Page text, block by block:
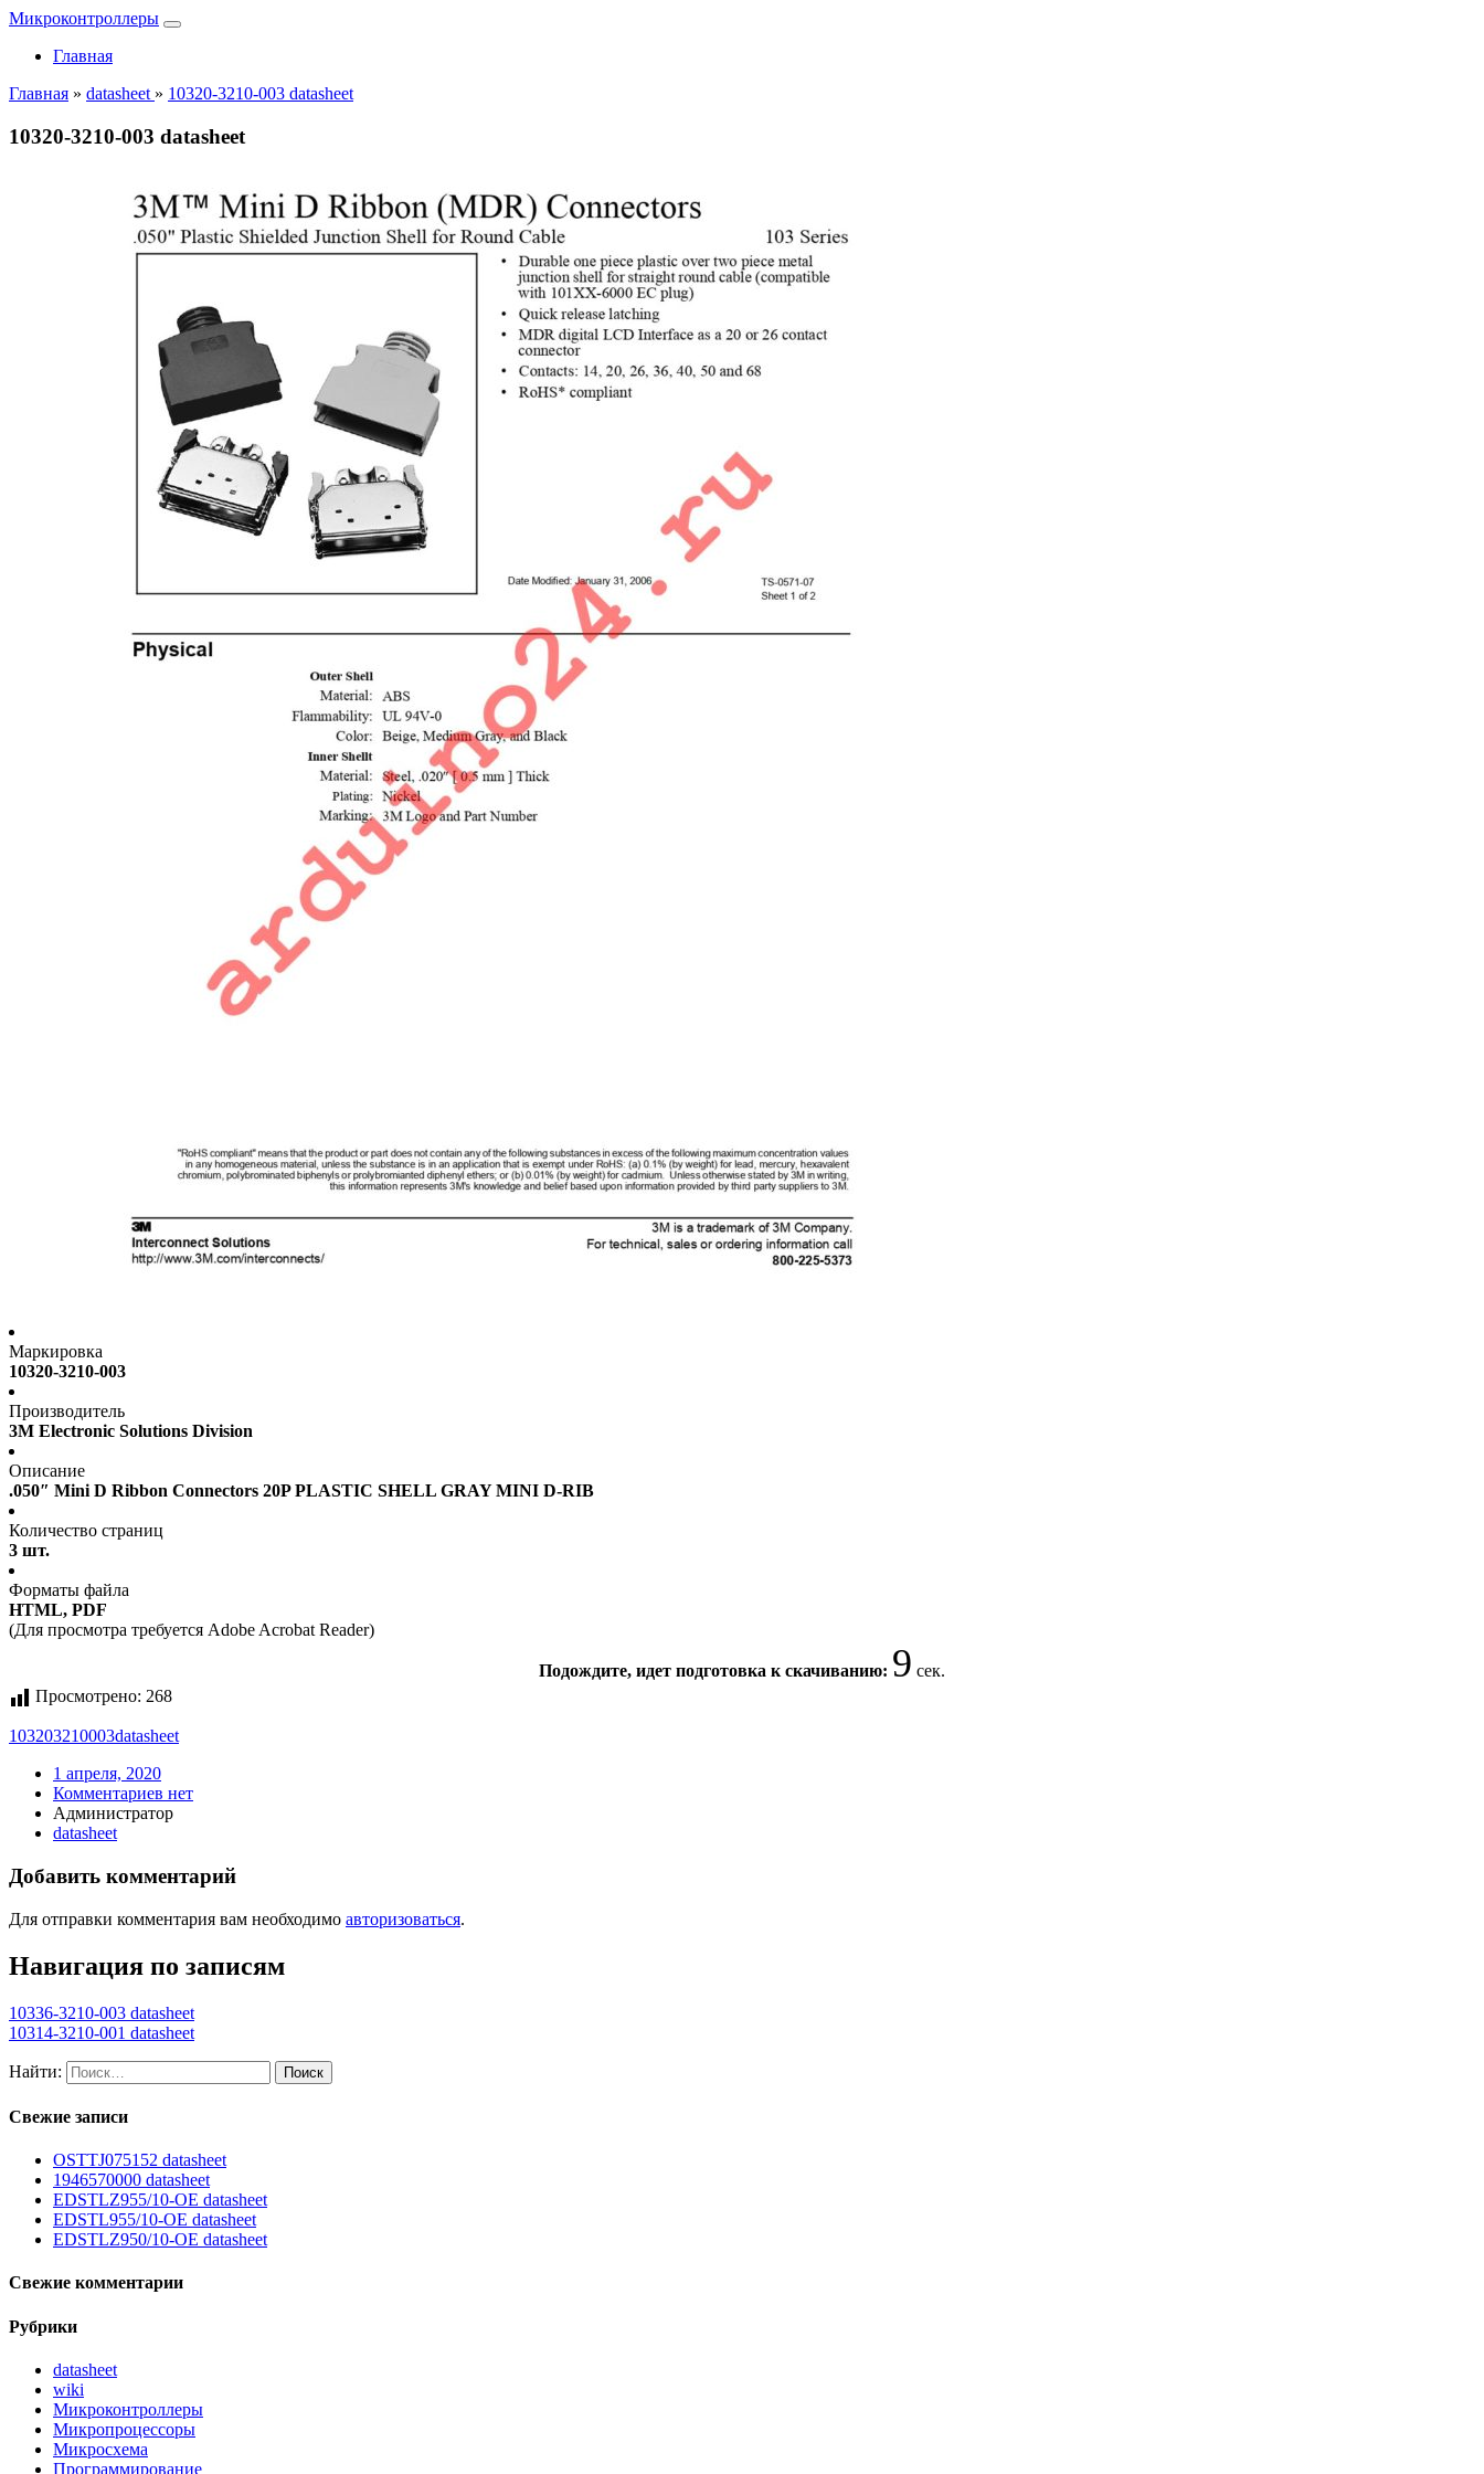
Микроконтроллеры
Главная
Главная » datasheet » 10320-3210-003 datasheet
10320-3210-003 datasheet
Маркировка
10320-3210-003
Производитель
3M Electronic Solutions Division
Описание
.050″ Mini D Ribbon Connectors 20P PLASTIC SHELL GRAY MINI D-RIB
Количество страниц
3 шт.
Форматы файла
HTML, PDF
(Для просмотра требуется Adobe Acrobat Reader)
Подождите, идет подготовка к скачиванию: 8 сек.
Просмотрено: 268
103203210003datasheet
1 апреля, 2020
Комментариев нет
Администратор
datasheet
Добавить комментарий
Для отправки комментария вам необходимо авторизоваться.
Навигация по записям
10336-3210-003 datasheet
10314-3210-001 datasheet
Найти:
Свежие записи
OSTTJ075152 datasheet
1946570000 datasheet
EDSTLZ955/10-OE datasheet
EDSTL955/10-OE datasheet
EDSTLZ950/10-OE datasheet
Свежие комментарии
Рубрики
datasheet
wiki
Микроконтроллеры
Микропроцессоры
Микросхема
Программирование